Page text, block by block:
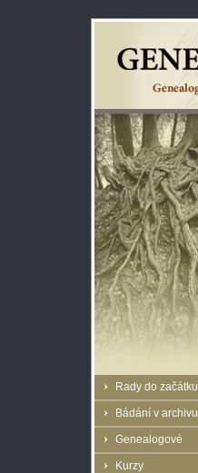
Rady do začátku
Bádání v archivu
Genealogové
Kurzy